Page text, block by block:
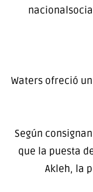
Waters ofreció
Según
que la puesta
Akleh, la